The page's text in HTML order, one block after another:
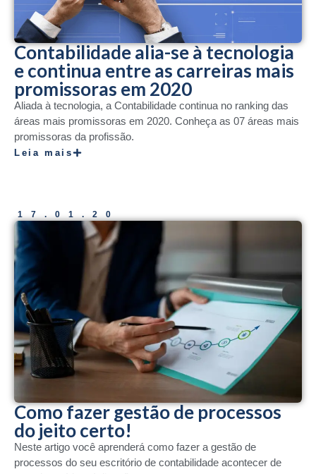
Contabilidade alia-se à tecnologia
e continua entre as carreiras mais
promissoras em 2020
Aliada à tecnologia, a Contabilidade continua no ranking das
áreas mais promissoras em 2020. Conheça as 07 áreas mais
promissoras da profissão.
Leia mais
17.01.20
Como fazer gestão de processos
do jeito certo!
Neste artigo você aprenderá como fazer a gestão de
processos do seu escritório de contabilidade acontecer de